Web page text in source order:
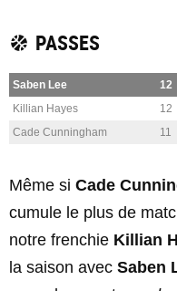
PASSES
Saben Lee 12
Killian Hayes
12
Cade Cunningham
11
Même si Cade
cumule le plus de
notre frenchie Killian
la saison avec Saben